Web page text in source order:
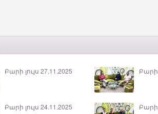
Բարի լույս 27.11.2025 Բարի
Բարի լույս 24.11.2025 Բարի